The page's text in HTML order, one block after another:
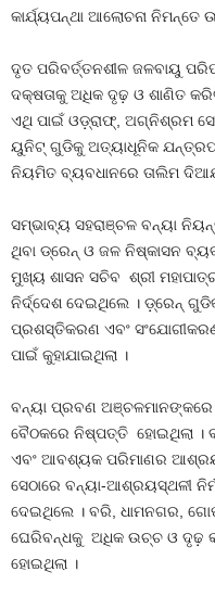
କାର୍ଯ୍ୟପନ୍ଥା ଆଲୋଚନା ନିମନ୍ତେ
ଦୃତ ପରିବର୍ତ୍ତନଶୀଳ ଜଳବାୟୁ
ଦକ୍ଷତାକୁ ଅଧିକ ଦୃଢ଼ ଓ ଶାଣିତ
ଏଥି ପାଇଁ ଓଡ଼୍ରାଫ୍, ଅଗ୍ନିଶ୍ରମ
ୟୁନିଟ୍ ଗୁଡିକୁ ଅତ୍ୟାଧୂନିକ
ନିୟମିତ ବ୍ୟବଧାନରେ ତାଲିମ
ସମ୍ଭାବ୍ୟ ସହରାଞ୍ଚଳ ବନ୍ୟା
ଥିବା ଡ୍ରେନ୍ ଓ ଜଳ ନିଷ୍କାସନ
ମୁଖ୍ୟ ଶାସନ ସଚିବ ଶ୍ରୀ
ନିର୍ଦ୍ଦେଶ ଦେଇଥିଲେ । ଡ଼୍ରେନ୍
ପ୍ରଶସ୍ତିକରଣ ଏବଂ
ପାଇଁ କୁହାଯାଇଥିଲା ।
ବନ୍ୟା ପ୍ରବଣ ଅଞ୍ଚଳମାନଙ୍କରେ
ବୈଠକରେ ନିଷ୍ପତ୍ତି ହୋଇଥିଲା ।
ଏବଂ ଆବଶ୍ୟକ ପରିମାଣର
ସେଠାରେ ବନ୍ୟା-ଆଶ୍ରୟସ୍ଥଳୀ
ଦେଇଥିଲେ । ବରି, ଧାମନଗର,
ଘେରିବନ୍ଧକୁ ଅଧିକ ଉଚ୍ଚ ଓ ଦୃଢ଼
ହୋଇଥିଲା ।